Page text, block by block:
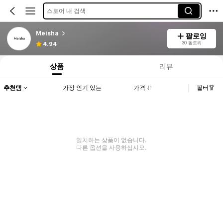
스토어 내 검색
Meisha
4.94
팔로잉
30 팔로워
상품 리뷰
추천템 가장 인기 있는 가격 필터
일치하는 상품이 없습니다.
다른 옵션을 사용하십시오.